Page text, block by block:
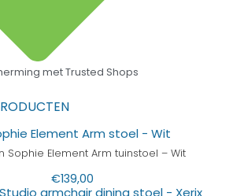
met Trusted Shops
Sophie Element Arm tuinstoel – Wit
€139,00